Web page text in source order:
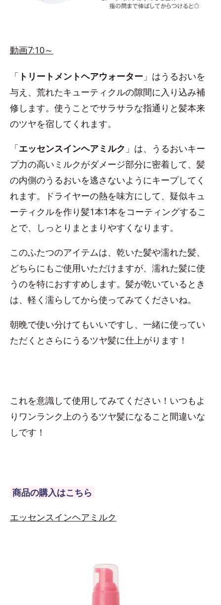
動画7:10～
「 トリートメントヘアウォーター 」はうるおいを
与え、荒れたキューティクルの隙間に入り込み補
修します。使うことでサラサラな指通りと髪本来
のツヤを宿してくれます。
「エッセンスインヘアミルク 」は、うるおいキー
プ力の高いミルクがダメージ部分に密着して、髪
の内側のうるおいを逃さないようにキープしてく
れます。ドライヤーの熱を味方にして、疑似キュ
ーティクルを作り髪1本1本をコーティングするこ
とで、しっとりまとまりやすくなります。
このふたつのアイテムは、乾いた髪や濡れた髪、
どちらにもご使用いただけますが、濡れた髪に使
うのを特におすすめします。髪が乾いているとき
は、軽く濡らしてから使ってみてくださいね。
朝晩で使い分けてもいいですし、一緒に使ってい
ただくとさらにうるツヤ髪に仕上がります！
これを意識して使用してみてください！いつもよ
りワンランク上のうるツヤ髪になること間違いな
しです！
商品の購入はこちら
エッセンスインヘアミルク